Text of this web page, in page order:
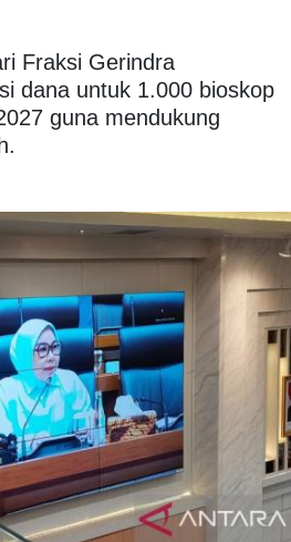
Fraksi Gerindra
dana untuk 1.000 bioskop
guna mendukung